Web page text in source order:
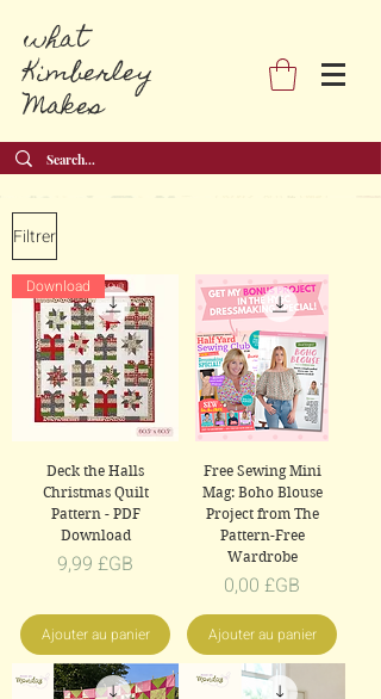
what
Kimberley
Makes
Filtrer
Download
Deck the Halls
Christmas Quilt
Pattern - PDF
Download
Prix
9,99 £GB
Ajouter au panier
Free Sewing Mini
Mag: Boho Blouse
Project from The
Pattern-Free
Wardrobe
Prix
0,00 £GB
Ajouter au panier